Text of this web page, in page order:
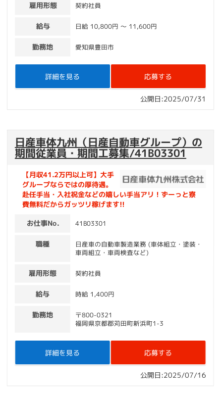
雇用形態 契約社員
給与 日給 10,800円 〜 11,600円
勤務地 愛知県豊田市
応募する
詳細を見る
公開日:2025/07/31
日産車体九州（日産自動車グループ）の
期間従業員・期間工募集/41B03301
【月収41.2万円以上可】大手
グループならではの厚待遇。
赴任手当・入社祝金などの嬉しい手当アリ！ずーっと寮
費無料だからガッツリ稼げます!!
お仕事No. 41B03301
職種 日産車の自動車製造業務 (車体組立・塗装・
車両組立・車両検査など)
雇用形態 契約社員
給与 時給 1,400円
勤務地 〒800-0321
福岡県京都郡苅田町新浜町1-3
応募する
詳細を見る
公開日:2025/07/16